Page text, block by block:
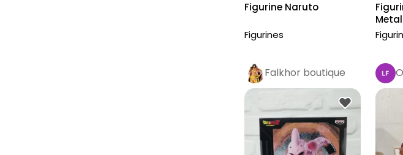
Figurine Naruto
Figurines
Wor...
Falkhor boutique
Pro